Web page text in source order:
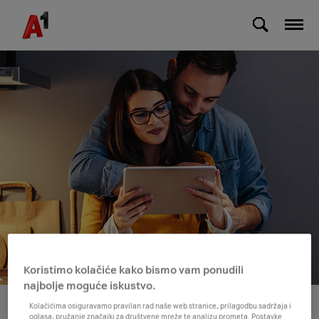
Skip to Main Content
Koristimo kolačiće kako bismo vam ponudili
najbolje moguće iskustvo.
Kolačićima osiguravamo pravilan rad naše web stranice, prilagodbu sadržaja i
oglasa, pružanje značajki za društvene mreže te analizu prometa. Postavke